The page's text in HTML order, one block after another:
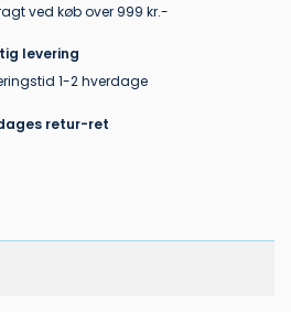
ved køb over 999 kr.-
levering
1-2 hverdage
retur-ret